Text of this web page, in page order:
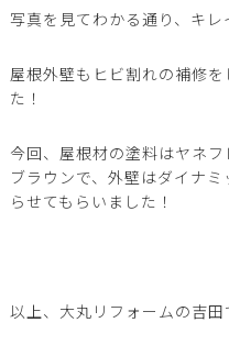
写真を見てわかる通り、キ
屋根外壁もヒビ割れの補修
た！
今回、屋根材の塗料はヤネ
ブラウンで、外壁はダイナ
らせてもらいました！
以上、大丸リフォームの吉田